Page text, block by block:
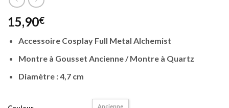
15,90€
Accessoire Cosplay Full Metal Alchemist
Montre à Gousset Ancienne / Montre à Quartz
Diamètre : 4,7 cm
Ancienne